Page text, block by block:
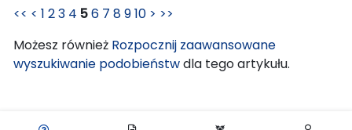
<< < 1 23 4 56 7 8910 > >>
Możesz również Rozpocznij zaawansowane
wyszukiwanie podobieństwdla tego artykułu.